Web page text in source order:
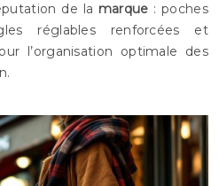
de la marque : poches
réglables renforcées et
l’organisation optimale des